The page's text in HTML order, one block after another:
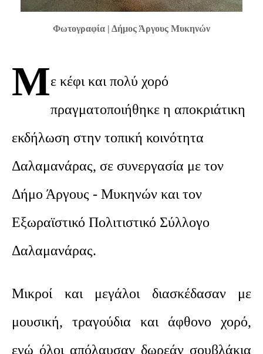
Φωτογραφία | Δήμος Άργους Μυκηνών
Με κέφι και πολύ χορό
πραγματοποιήθηκε η αποκριάτικη
εκδήλωση στην τοπική κοινότητα
Δαλαμανάρας, σε συνεργασία με τον
Δήμο Άργους - Μυκηνών και τον
Εξωραϊστικό Πολιτιστικό Σύλλογο
Δαλαμανάρας.
Μικροί και μεγάλοι διασκέδασαν με
μουσική, τραγούδια και άφθονο χορό,
ενώ όλοι απόλαυσαν δωρεάν σουβλάκια